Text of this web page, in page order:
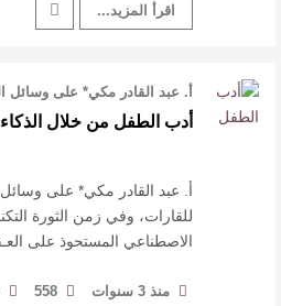
اقرأ المزيد...
أ. عبد القادر مكي* على وسائل
للقارات، وفي زمن الثورة ال …
أدب الطفل من خلال
أ. عبد القادر مكي* على وسائل
للقارات، وفي زمن الثورة
الاصطناعي المستحوذ على
منذ 3 سنوات 558